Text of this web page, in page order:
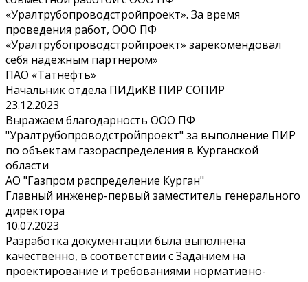
«Уралтрубопроводстройпроект». За время
проведения работ, ООО ПФ
«Уралтрубопроводстройпроект» зарекомендовал
себя надежным партнером»
ПАО «Татнефть»
Начальник отдела ПИДиКВ ПИР СОПИР
23.12.2023
Выражаем благодарность ООО ПФ
"Уралтрубопроводстройпроект" за выполнение ПИР
по объектам газораспределения в Курганской
области
АО "Газпром распределение Курган"
Главный инженер-первый заместитель генерального
директора
10.07.2023
Разработка документации была выполнена
качественно, в соответствии с Заданием на
проектирование и требованиями нормативно-